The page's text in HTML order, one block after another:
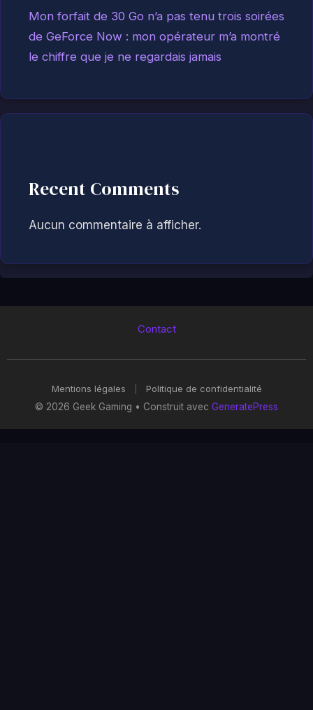
Mon forfait de 30 Go n’a pas tenu trois soirées
de GeForce Now : mon opérateur m’a montré
le chiffre que je ne regardais jamais
Recent Comments
Aucun commentaire à afficher.
Contact
Mentions légales
Politique de confidentialité
© 2026 Geek Gaming • Construit avec GeneratePress